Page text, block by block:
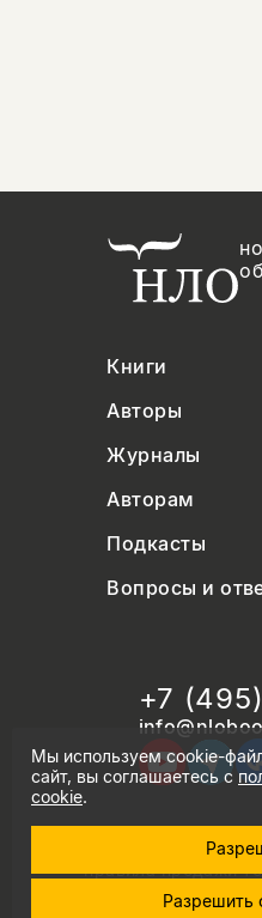
Книги
Авторы
Журналы
Авторам
Подкасты
Вопросы и
+7
© Новое
правила продажи
политика
Мы используем cookie-
сайт, вы соглашаетесь с
cookie.
Разрешить